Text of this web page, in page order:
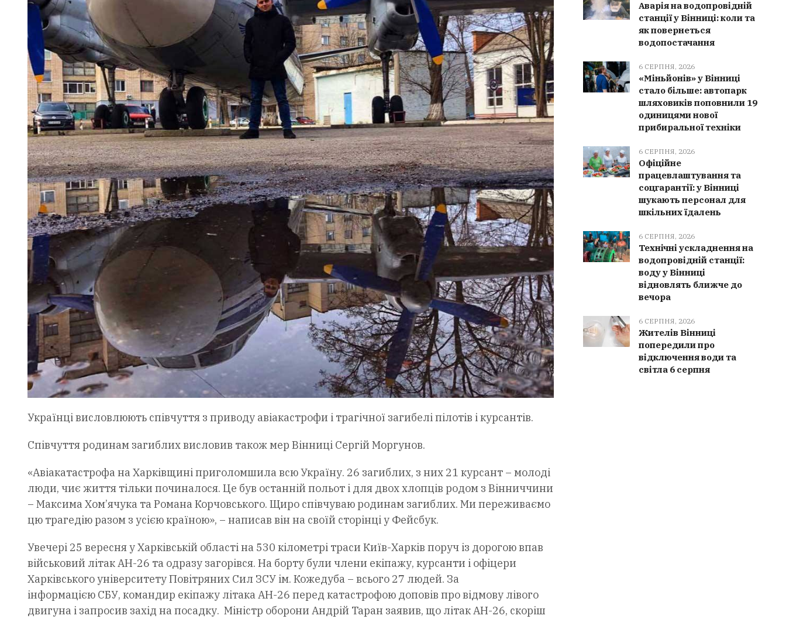
Українці висловлюють співчуття з приводу авіакастрофи і трагічної загибелі пілотів і курсантів.
Співчуття родинам загиблих висловив також мер Вінниці Сергій Моргунов.
«Авіакатастрофа на Харківщині приголомшила всю Україну. 26 загиблих, з них 21 курсант – молоді
люди, чиє життя тільки починалося. Це був останній польот і для двох хлопців родом з Вінниччини
– Максима Хом’ячука та Романа Корчовського. Щиро співчуваю родинам загиблих. Ми переживаємо
цю трагедію разом з усією країною», – написав він на своїй сторінці у Фейсбук.
Увечері 25 вересня у Харківській області на 530 кілометрі траси Київ-Харків поруч із дорогою впав
військовий літак АН-26 та одразу загорівся. На борту були члени екіпажу, курсанти і офіцери
Харківського університету Повітряних Сил ЗСУ ім. Кожедуба – всього 27 людей. За
інформацією СБУ, командир екіпажу літака АН-26 перед катастрофою доповів про відмову лівого
двигуна і запросив захід на посадку. Міністр оборони Андрій Таран заявив, що літак АН-26, скоріш
Аварія на водопровідній
станції у Вінниці: коли та
як повернеться
водопостачання
6 СЕРПНЯ, 2026
«Міньйонів» у Вінниці
стало більше: автопарк
шляховиків поповнили 19
одиницями нової
прибиральної техніки
6 СЕРПНЯ, 2026
Офіційне
працевлаштування та
соцгарантії: у Вінниці
шукають персонал для
шкільних їдалень
6 СЕРПНЯ, 2026
Технічні ускладнення на
водопровідній станції:
воду у Вінниці
відновлять ближче до
вечора
6 СЕРПНЯ, 2026
Жителів Вінниці
попередили про
відключення води та
світла 6 серпня